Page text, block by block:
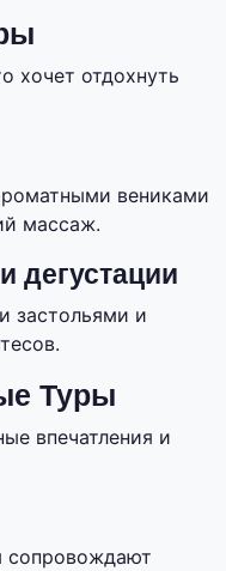
хочет отдохнуть
вениками
массаж.
дегустации
застольями и
Туры
впечатления и
сопровождают